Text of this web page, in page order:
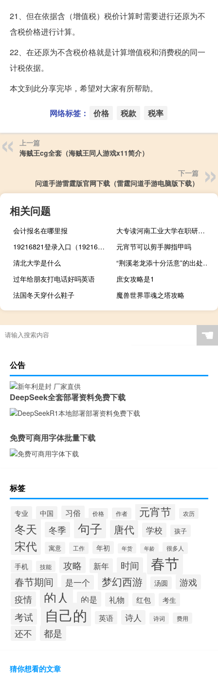
21、但在依据含（增值税）税价计算时需要进行还原为不
含税价格进行计算。
22、在还原为不含税价格就是计算增值税和消费税的同一
计税依据。
本文到此分享完毕，希望对大家有所帮助。
网络标签： 价格 税款 税率
上一篇
海贼王cg全套（海贼王同人游戏x11简介）
下一篇
问道手游雷霆版官网下载（雷霆问道手游电脑版下载）
相关问题
会计报名在哪里报
大专读河南工业大学在职研究生报考条件
19216821登录入口（19216815登录入口）
元宵节可以剪手脚指甲吗
清北大学是什么
“荆溪老龙添十分活意”的出处是哪里
过年给朋友打电话好吗英语
庶女攻略是1
法国冬天穿什么鞋子
魔兽世界罪魂之塔攻略
☚
公告
DeepSeek全套部署资料免费下载
免费可商用字体批量下载
标签
专业 中国 习俗 价格 作者 元宵节 农历
冬天 冬季 句子 唐代 学校 孩子
宋代 寓意 工作 年初 年货 年龄 很多人
手机 技能 攻略 新年 时间 春节
春节期间 是一个 梦幻西游 汤圆
游戏
疫情
的人 的是 礼物 红包 考生
考试 自己的 英语 诗人 诗词 费用
还不 都是
猜你想看的文章